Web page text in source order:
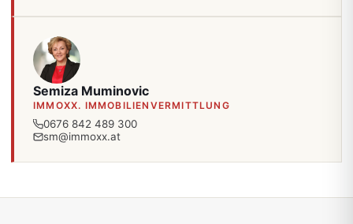
Semiza Muminovic
IMMOXX. IMMOBILIENVERMITTLUNG
0676 842 489 300
sm@immoxx.at